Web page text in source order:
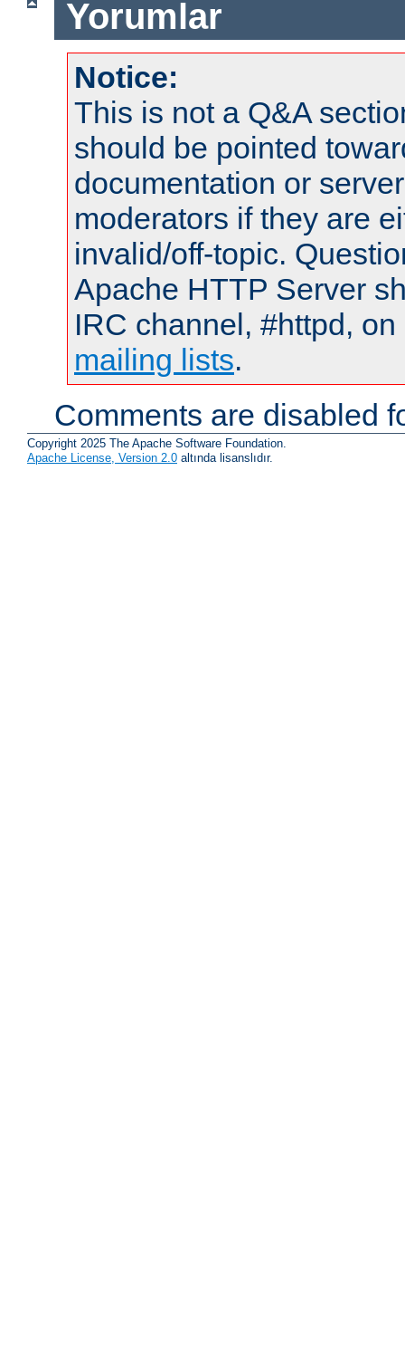
Yorumlar
Notice:
This is not a Q&A
should be pointed
documentation or
moderators if they are
invalid/off-topic.
Apache HTTP Server
IRC channel, #httpd,
mailing lists.
Comments are disabled
Copyright 2025 The Apache Software Foundation.
Apache License, Version 2.0 altında lisanslıdır.